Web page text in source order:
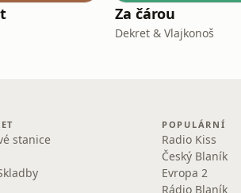
Za čárou
Dekret & Vlajkonoš
stanice
POPULÁRNÍ
Radio Kiss
Český Blaník
Evropa 2
Rádio Blaník